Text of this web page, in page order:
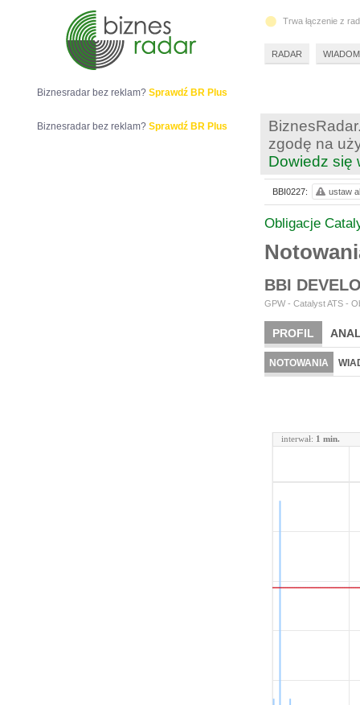
zgodę na
Dowiedz się
Obligacje
BBI
GPW - Catalyst ATS -
PROFIL
NOTOWANIA
interwał: 1 min.
BBI0227: ustaw
Biznesradar bez reklam? Sprawdź BR Plus
Biznesradar bez reklam? Sprawdź BR Plus
Trwa łączenie z
RADAR